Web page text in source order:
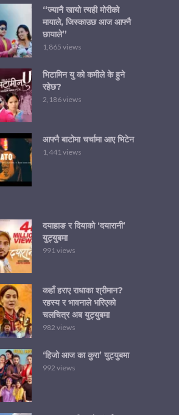
“ज्यानै खायो त्यही मोरीको
मायाले, जिस्काउछ आज आफ्नै
छायाले”
1,865 views
भिटामिन यु को कमीले के हुने
रहेछ?
2,186 views
आफ्नै बाटोमा चर्चामा आए भिटेन
1,441 views
दयाहाङ र दियाको ‘दयारानी’
युट्युबमा
991 views
कहाँ हराए राधाका श्रीमान?
रहस्य र भावनाले भरिएको
चलचित्र अब युट्युबमा
982 views
‘हिजो आज का कुरा’ युट्युबमा
992 views